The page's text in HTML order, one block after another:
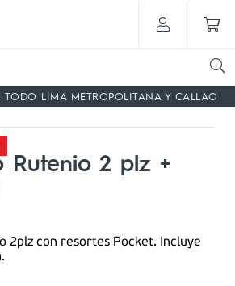
TODO LIMA METROPOLITANA Y CALLAO
Rutenio 2 plz +
2plz con resortes Pocket. Incluye